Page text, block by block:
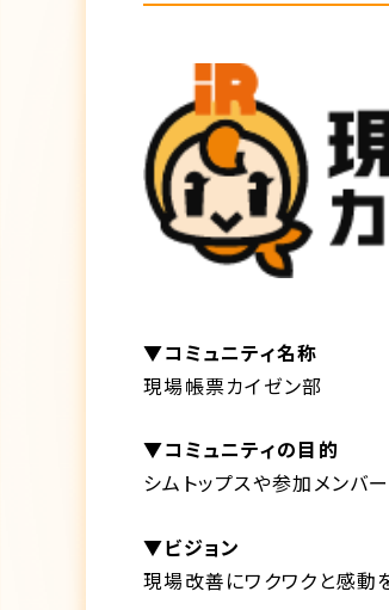
▼コミュニティ名称
現場帳票カイゼン部
▼コミュニティの目的
シムトップスや参加メンバ
▼ビジョン
現場改善にワクワクと感動